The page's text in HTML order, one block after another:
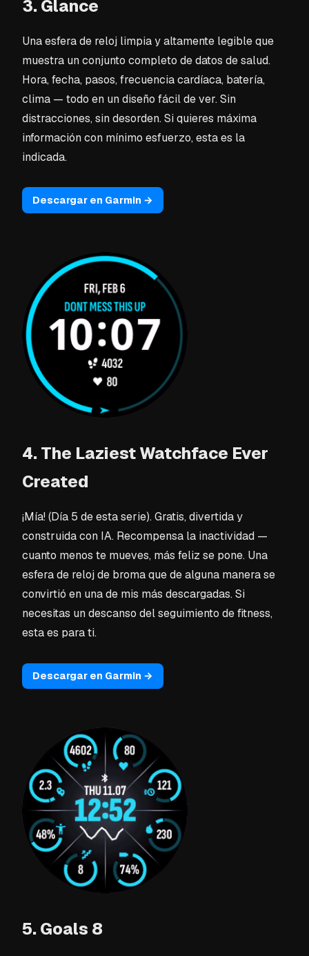
3. Glance
Una esfera de reloj limpia y altamente legible que
muestra un conjunto completo de datos de salud.
Hora, fecha, pasos, frecuencia cardíaca, batería,
clima — todo en un diseño fácil de ver. Sin
distracciones, sin desorden. Si quieres máxima
información con mínimo esfuerzo, esta es la
indicada.
Descargar en Garmin →
4. The Laziest Watchface Ever
Created
¡Mía! (Día 5 de esta serie). Gratis, divertida y
construida con IA. Recompensa la inactividad —
cuanto menos te mueves, más feliz se pone. Una
esfera de reloj de broma que de alguna manera se
convirtió en una de mis más descargadas. Si
necesitas un descanso del seguimiento de fitness,
esta es para ti.
Descargar en Garmin →
5. Goals 8